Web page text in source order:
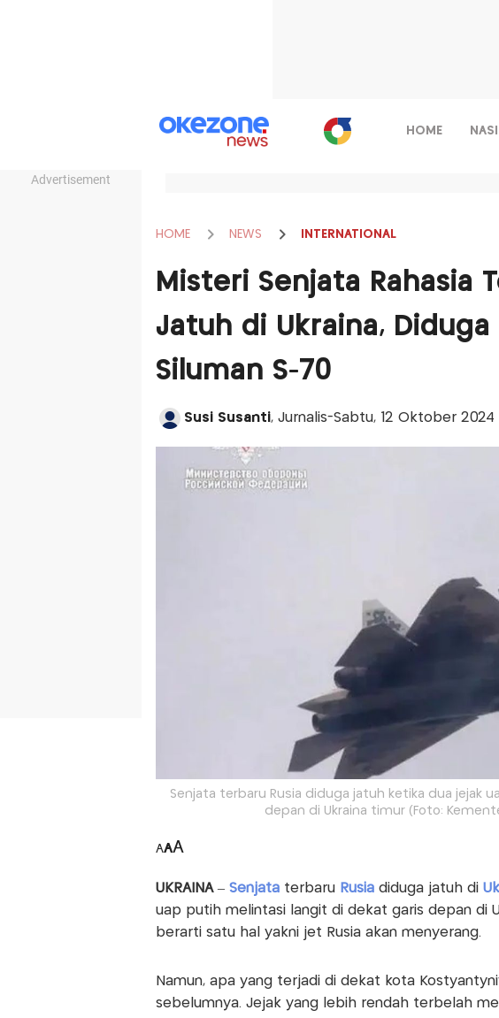
Advertisement
HOME
HOME NEWS INTERNATIONAL
Misteri Senjata Rahasia
Jatuh di Ukraina,
Siluman S-70
Susi Susanti, Jurnalis-Sabtu, 12 Oktober 2024
Senjata terbaru Rusia diduga jatuh ketika dua jejak
depan di Ukraina timur (Foto:
AAA
UKRAINA– Senjata terbaru Rusia diduga jatuh di
uap putih melintasi langit di dekat garis depan di
berarti satu hal yakni jet Rusia akan menyerang.
Namun, apa yang terjadi di dekat kota
sebelumnya. Jejak yang lebih rendah terbelah